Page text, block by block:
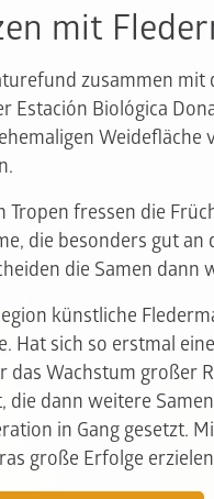
mit
zusammen
Estación Biológica
Tropen fressen die
die besonders gut
die Samen
künstliche
Hat sich so erstmal
Wachstum großer
die dann weitere
in Gang gesetzt.
große Erfolge